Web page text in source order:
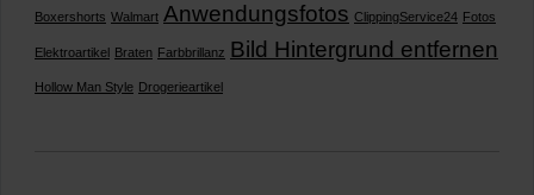
Boxershorts Walmart Anwendungsfotos ClippingService24 Fotos
Elektroartikel Braten Farbbrillanz Bild Hintergrund entfernen
Hollow Man Style Drogerieartikel